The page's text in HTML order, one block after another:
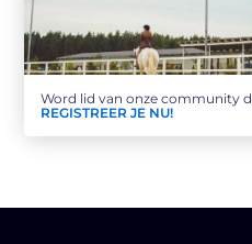
Word lid van onze community
REGISTREER JE NU!